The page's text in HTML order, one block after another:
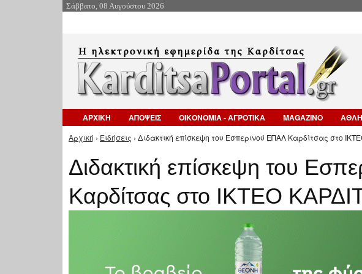
Σάββατο, 08 Αυγούστου 2026
ΑΡΧΙΚΗ ΑΠΟΨΕΙΣ ΟΙΚΟΝΟΜΙΑ - ΑΓΡΟΤΙΚΑ MAGAZINO
Είστε εδώ
Αρχική › Ειδήσεις › Διδακτική επίσκεψη του Εσπερινού ΕΠΑΛ Καρδίτσας στο
Διδακτική επίσκεψη του
Καρδίτσας στο ΙΚΤΕΟ